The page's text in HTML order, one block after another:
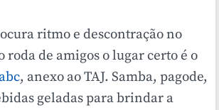
ritmo e descontração no
roda de amigos o lugar certo é o
, anexo ao TAJ. Samba, pagode,
geladas para brindar a